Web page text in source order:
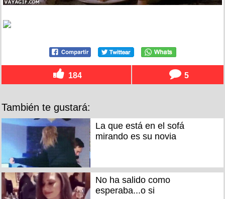
184 5
También te gustará:
La que está en el sofá
mirando es su novia
No ha salido como
esperaba...o si